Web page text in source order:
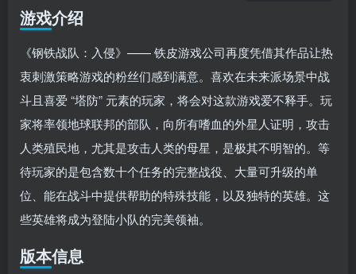
游戏介绍
《钢铁战队：入侵》—— 铁皮游戏公司再度凭借其作品让热
衷刺激策略游戏的粉丝们感到满意。喜欢在未来派场景中战
斗且喜爱 “塔防” 元素的玩家，将会对这款游戏爱不释手。玩
家将率领地球联邦的部队，向所有嗜血的外星人证明，攻击
人类殖民地，尤其是攻击人类的母星，是极其不明智的。等
待玩家的是包含数十个任务的完整战役、大量可升级的单
位、能在战斗中提供帮助的特殊技能，以及独特的英雄。这
些英雄将成为登陆小队的完美领袖。
版本信息